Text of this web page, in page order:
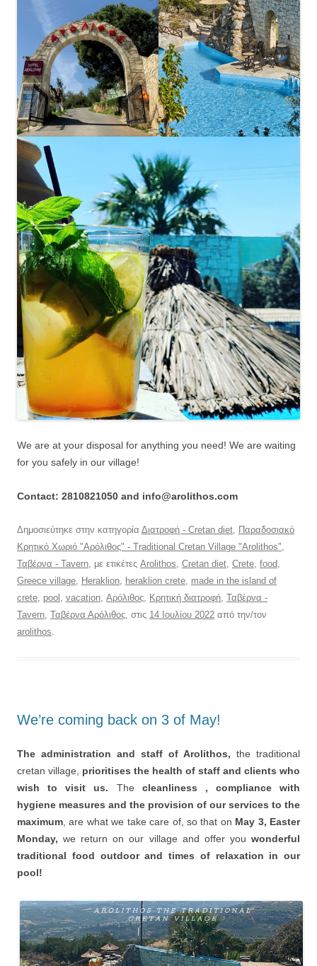
We are at your disposal for anything you need! We are waiting
for you safely in our village!
Contact: 2810821050 and info@arolithos.com
Δημοσιεύτηκε στην κατηγορία Διατροφή - Cretan diet
Παραδοσιακό
Κρητικό Χωριό "Αρόλιθος" - Traditional Cretan Village "Arolithos"
Ταβέρνα - Tavern , με ετικέτες Arolithos Cretan diet Crete food
Greece village
Heraklion heraklion crete made in the island of
crete pool vacation Αρόλιθος Κρητική διατροφή Ταβέρνα -
Tavern Ταβέρνα Αρόλιθος , στις 14 Ιουλίου 2022 από την/τον
arolithos
We’re coming back on 3 of May!
The administration and staff of Arolithos, the traditional
cretan village, prioritises the health of staff and clients who
wish to visit us. The cleanliness , compliance with
hygiene measures and the provision of our services to the
maximum , are what we take care of, so that on May 3, Easter
Monday, we return on our village and offer you wonderful
traditional food outdoor and times of relaxation in our
pool!